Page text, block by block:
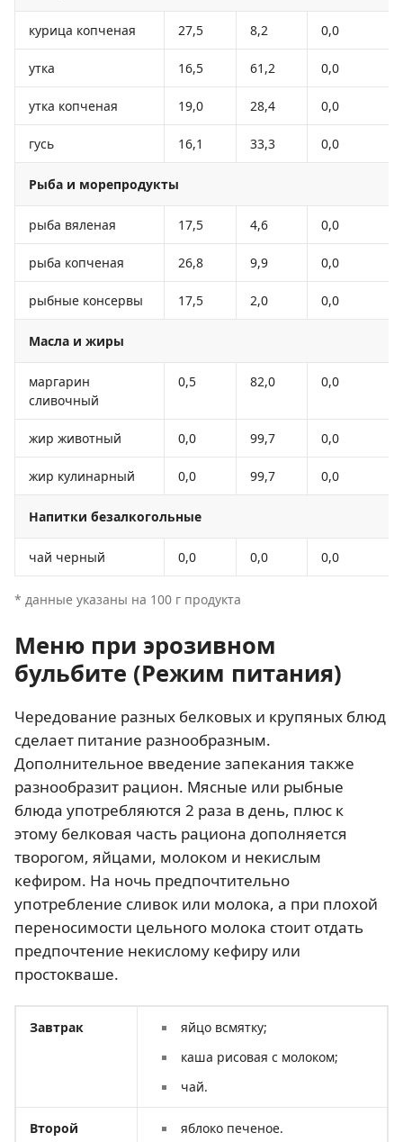
курица копченая 27,5 8,2 0,0
утка 16,5 61,2 0,0
утка копченая 19,0 28,4 0,0
гусь 16,1 33,3 0,0
Рыба и морепродукты
рыба вяленая 17,5 4,6 0,0
рыба копченая 26,8 9,9 0,0
рыбные консервы 17,5 2,0 0,0
Масла и жиры
маргарин
сливочный
0,5 82,0 0,0
жир животный 0,0 99,7 0,0
жир кулинарный 0,0 99,7 0,0
Напитки безалкогольные
чай черный 0,0 0,0 0,0
* данные указаны на 100 г продукта
Меню при эрозивном
бульбите (Режим питания)
Чередование разных белковых и крупяных блюд
сделает питание разнообразным.
Дополнительное введение запекания также
разнообразит рацион. Мясные или рыбные
блюда употребляются 2 раза в день, плюс к
этому белковая часть рациона дополняется
творогом, яйцами, молоком и некислым
кефиром. На ночь предпочтительно
употребление сливок или молока, а при плохой
переносимости цельного молока стоит отдать
предпочтение некислому кефиру или
простокваше.
Завтрак
яйцо всмятку;
каша рисовая с молоком;
чай.
Второй
яблоко печеное.